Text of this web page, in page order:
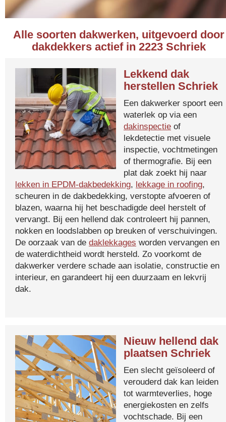
Alle soorten dakwerken, uitgevoerd door
dakdekkers actief in 2223 Schriek
Lekkend dak
herstellen Schriek
Een dakwerker spoort een
waterlek op via een
dakinspectie of
lekdetectie met visuele
inspectie, vochtmetingen
of thermografie. Bij een
plat dak zoekt hij naar
lekken in EPDM-dakbedekking, lekkage in roofing,
scheuren in de dakbedekking, verstopte afvoeren of
blazen, waarna hij het beschadigde deel herstelt of
vervangt. Bij een hellend dak controleert hij pannen,
nokken en loodslabben op breuken of verschuivingen.
De oorzaak van de daklekkages worden vervangen en
de waterdichtheid wordt hersteld. Zo voorkomt de
dakwerker verdere schade aan isolatie, constructie en
interieur, en garandeert hij een duurzaam en lekvrij
dak.
Nieuw hellend dak
plaatsen Schriek
Een slecht geïsoleerd of
verouderd dak kan leiden
tot warmteverlies, hoge
energiekosten en zelfs
vochtschade. Bij een